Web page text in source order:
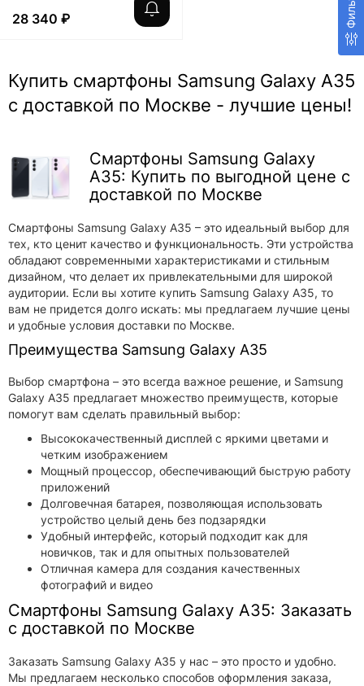
28 340 ₽
Купить смартфоны Samsung Galaxy A35
с доставкой по Москве - лучшие цены!
Смартфоны Samsung Galaxy
A35: Купить по выгодной цене с
доставкой по Москве
Смартфоны Samsung Galaxy A35 – это идеальный выбор для
тех, кто ценит качество и функциональность. Эти устройства
обладают современными характеристиками и стильным
дизайном, что делает их привлекательными для широкой
аудитории. Если вы хотите купить Samsung Galaxy A35, то
вам не придется долго искать: мы предлагаем лучшие цены
и удобные условия доставки по Москве.
Преимущества Samsung Galaxy A35
Выбор смартфона – это всегда важное решение, и Samsung
Galaxy A35 предлагает множество преимуществ, которые
помогут вам сделать правильный выбор:
Высококачественный дисплей с яркими цветами и
четким изображением
Мощный процессор, обеспечивающий быструю работу
приложений
Долговечная батарея, позволяющая использовать
устройство целый день без подзарядки
Удобный интерфейс, который подходит как для
новичков, так и для опытных пользователей
Отличная камера для создания качественных
фотографий и видео
Смартфоны Samsung Galaxy A35: Заказать
с доставкой по Москве
Заказать Samsung Galaxy A35 у нас – это просто и удобно.
Мы предлагаем несколько способов оформления заказа,